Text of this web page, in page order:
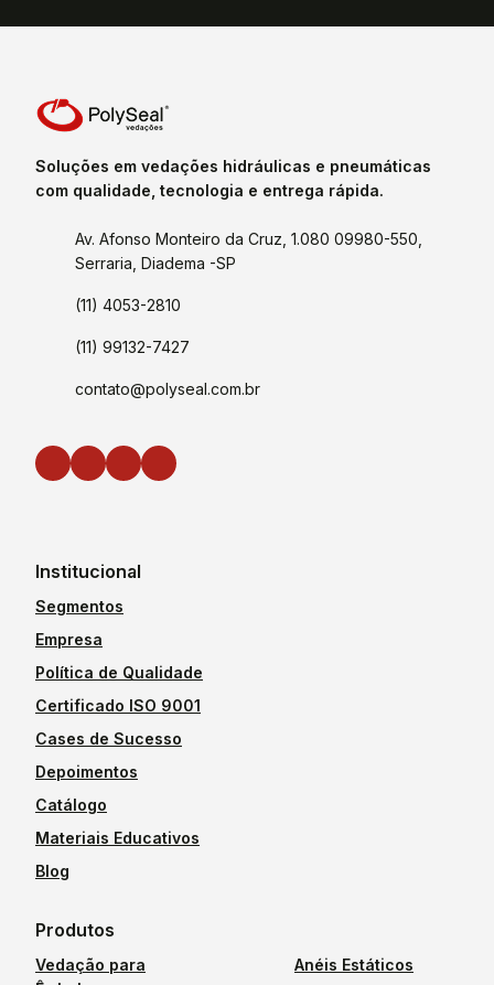
Soluções em vedações hidráulicas e pneumáticas
com qualidade, tecnologia e entrega rápida.
Av. Afonso Monteiro da Cruz, 1.080 09980-550,
Serraria, Diadema -SP
(11) 4053-2810
(11) 99132-7427
contato@polyseal.com.br
Institucional
Segmentos
Empresa
Política de Qualidade
Certificado ISO 9001
Cases de Sucesso
Depoimentos
Catálogo
Materiais Educativos
Blog
Produtos
Vedação para
Anéis Estáticos